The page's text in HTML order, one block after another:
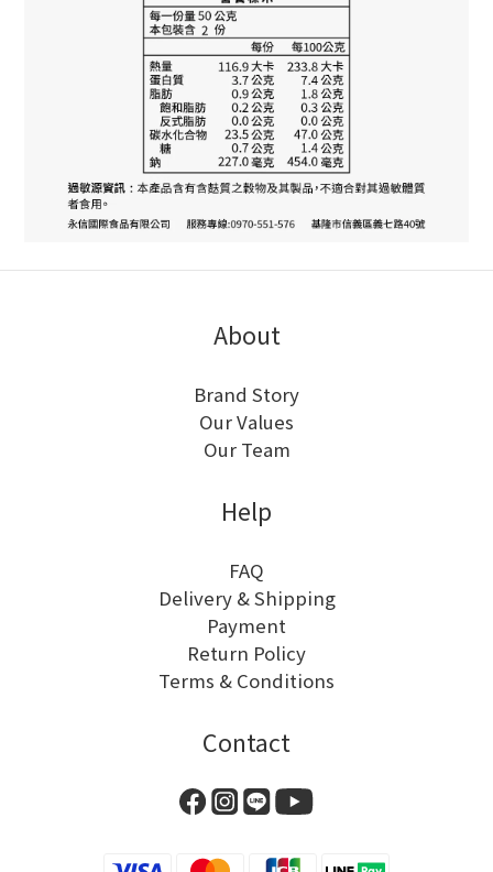
About
Brand Story
Our Values
Our Team
Help
FAQ
Delivery & Shipping
Payment
Return Policy
Terms & Conditions
Contact